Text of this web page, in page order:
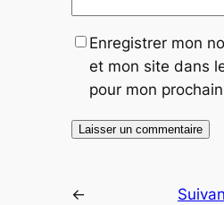
Enregistrer mon
et mon site dans
pour mon
←